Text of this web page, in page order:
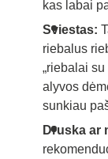
kas labai
Sviestas:
riebalus
„riebalai
alyvos
sunkiau
Druska ar